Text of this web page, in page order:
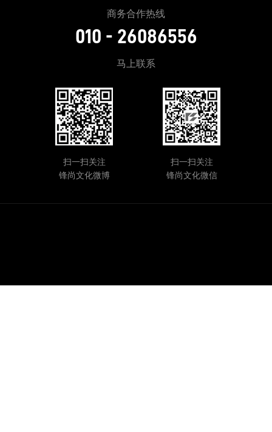
商务合作热线
010 - 26086556
马上联系
扫一扫关注
锋尚文化微博
扫一扫关注
锋尚文化微信